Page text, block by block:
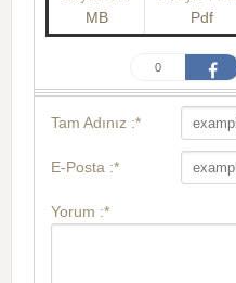
MB
Pdf
0
Tam Adınız :*
E-Posta :*
Yorum :*